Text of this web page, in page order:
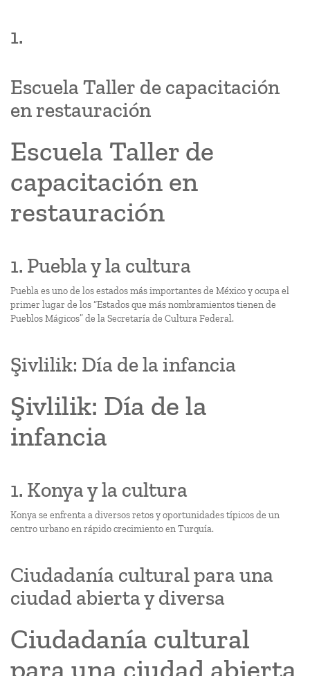
1.
Escuela Taller de capacitación
en restauración
Escuela Taller de
capacitación en
restauración
1. Puebla y la cultura
Puebla es uno de los estados más importantes de México y ocupa el
primer lugar de los “Estados que más nombramientos tienen de
Pueblos Mágicos” de la Secretaría de Cultura Federal.
Şivlilik: Día de la infancia
Şivlilik: Día de la
infancia
1. Konya y la cultura
Konya se enfrenta a diversos retos y oportunidades típicos de un
centro urbano en rápido crecimiento en Turquía.
Ciudadanía cultural para una
ciudad abierta y diversa
Ciudadanía cultural
para una ciudad abierta